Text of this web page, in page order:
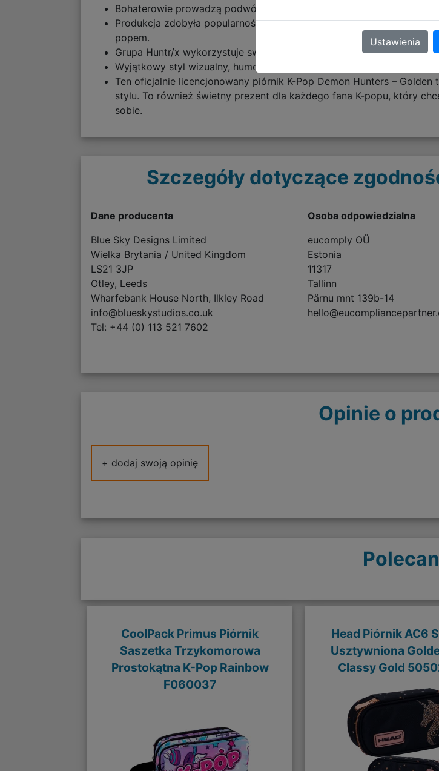
Bohaterowie prowadzą podwójne życie jako popularni idole
Produkcja zdobyła popularność dzięki efektownej animacji,
popem.
Grupa Huntr/x wykorzystuje swoje talenty sceniczne oraz
Wyjątkowy styl wizualny, humor i pełna energii fabuła sprawiły, że K-
Ten oficjalnie licencjonowany piórnik K-Pop Demon Hunters –
stylu. To również świetny prezent dla każdego fana K-popu, który
sobie.
Szczegóły dotyczące
Dane producenta
Blue Sky Designs Limited
Wielka Brytania / United Kingdom
LS21 3JP
Otley, Leeds
Wharfebank House North, Ilkley Road
info@blueskystudios.co.uk
Tel: +44 (0) 113 521 7602
Osoba odpowiedzialna
eucomply OÜ
Estonia
11317
Tallinn
Pärnu mnt 139b-14
Opinie o
+ dodaj swoją opinię
CoolPack Primus Piórnik
Saszetka Trzykomorowa
Prostokątna K-Pop Rainbow
F060037
Head Piórnik AC6
Usztywniona
Classy Gold
Ustawienia